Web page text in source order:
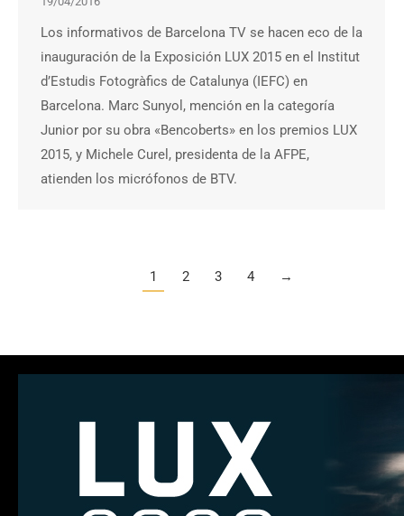
Los informativos de Barcelona TV se hacen eco de la
inauguración de la Exposición LUX 2015 en el Institut
d’Estudis Fotogràfics de Catalunya (IEFC) en
Barcelona. Marc Sunyol, mención en la categoría
Junior por su obra «Bencoberts» en los premios LUX
2015, y Michele Curel, presidenta de la AFPE,
atienden los micrófonos de BTV.
1 2 3 4 →